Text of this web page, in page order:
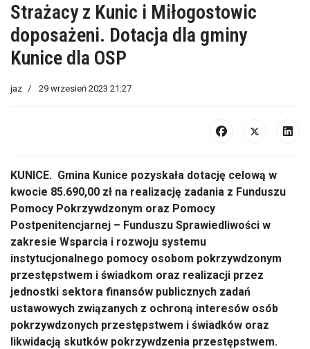
Strażacy z Kunic i Miłogostowic
doposażeni. Dotacja dla gminy
Kunice dla OSP
jaz 29 wrzesień 2023 21:27
KUNICE. Gmina Kunice pozyskała dotację celową w
kwocie 85.690,00 zł na realizację zadania z Funduszu
Pomocy Pokrzywdzonym oraz Pomocy
Postpenitencjarnej – Funduszu Sprawiedliwości w
zakresie Wsparcia i rozwoju systemu
instytucjonalnego pomocy osobom pokrzywdzonym
przestępstwem i świadkom oraz realizacji przez
jednostki sektora finansów publicznych zadań
ustawowych związanych z ochroną interesów osób
pokrzywdzonych przestępstwem i świadków oraz
likwidacją skutków pokrzywdzenia przestępstwem.